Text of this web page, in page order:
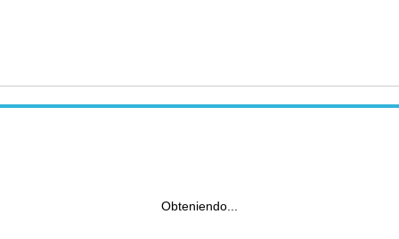
Obteniendo...